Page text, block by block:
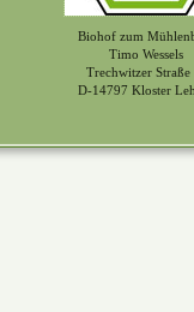
Biohof zum
Timo Wessels
Trechwitzer Straße
D-14797 Kloster